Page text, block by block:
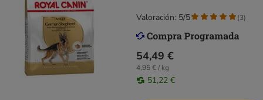
54,49 €
4,95 € / kg
51,22 €
Valoración: 5/5 (3)